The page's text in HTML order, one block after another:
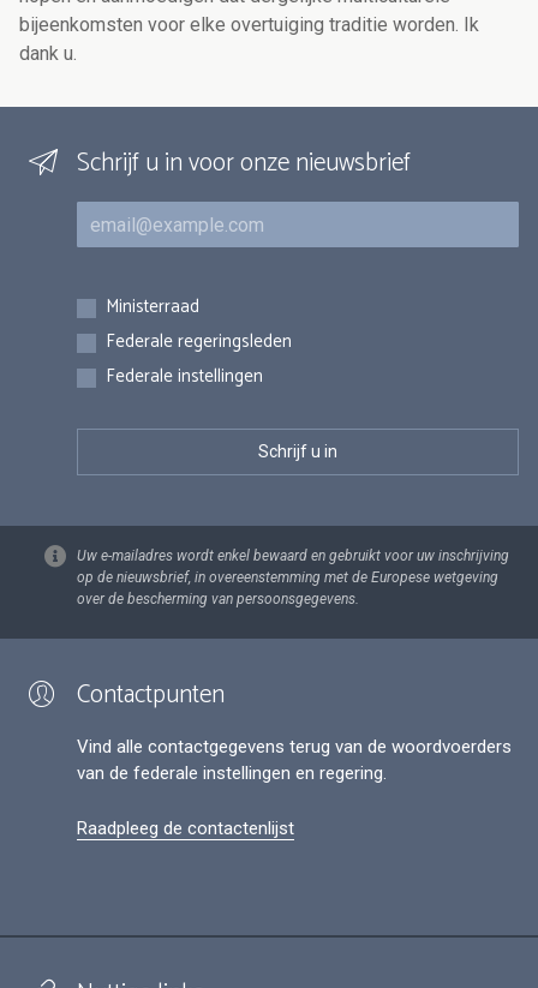
bijeenkomsten voor elke overtuiging traditie worden. Ik
dank u.
Schrijf u in voor onze nieuwsbrief
E-mail
Inschrijvingen
Ministerraad
Federale regeringsleden
Federale instellingen
Uw e-mailadres wordt enkel bewaard en gebruikt voor uw inschrijving
op de nieuwsbrief, in overeenstemming met de Europese wetgeving
over de bescherming van persoonsgegevens.
Contactpunten
Vind alle contactgegevens terug van de woordvoerders
van de federale instellingen en regering.
Raadpleeg de contactenlijst